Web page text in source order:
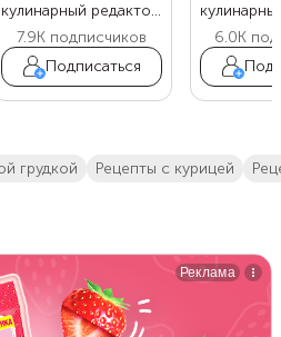
кулинарный редактор Food.ru
7.9K подписчиков
Подписаться
6.0K
грудкой Рецепты с курицей